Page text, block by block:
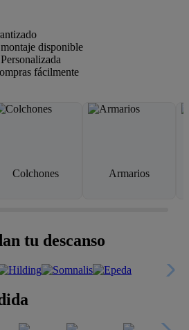
disponible
fácilmente
Colchones Armarios
tu descanso